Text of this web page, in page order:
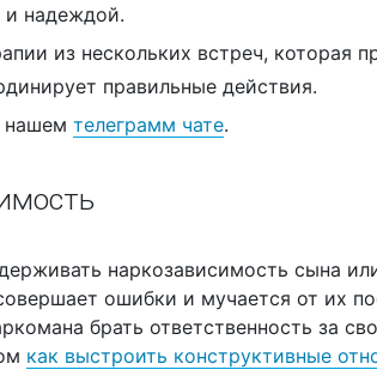
и надеждой.
из нескольких встреч, которая
правильные действия.
нашем телеграмм чате.
наркозависимость сына
ошибки и мучается от их
брать ответственность за
как выстроить конструктивные